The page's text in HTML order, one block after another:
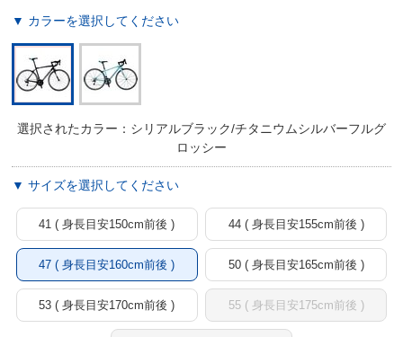
▼ カラーを選択してください
選択されたカラー：シリアルブラック/チタニウムシルバーフルグ
ロッシー
▼ サイズを選択してください
41 ( 身長目安150cm前後 ) 44 ( 身長目安155cm前後 )
47 ( 身長目安160cm前後 ) 50 ( 身長目安165cm前後 )
53 ( 身長目安170cm前後 ) 55 ( 身長目安175cm前後 )